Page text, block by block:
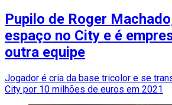
Pupilo de Roger
espaço no City e é
outra equipe
Jogador é cria da base tricolor e se
City por 10 milhões de euros em 2021